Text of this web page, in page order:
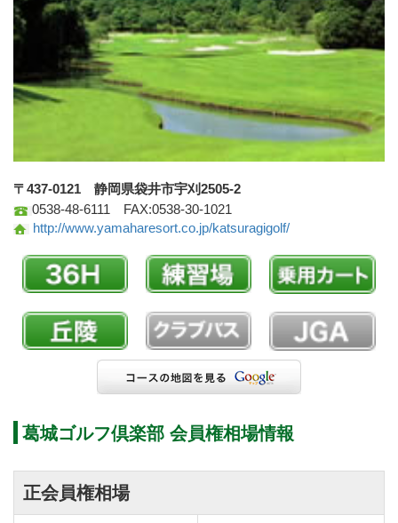
〒437-0121 静岡県袋井市宇刈2505-2
0538-48-6111 FAX:0538-30-1021
http://www.yamaharesort.co.jp/katsuragigolf/
葛城ゴルフ倶楽部 会員権相場情報
正会員権相場